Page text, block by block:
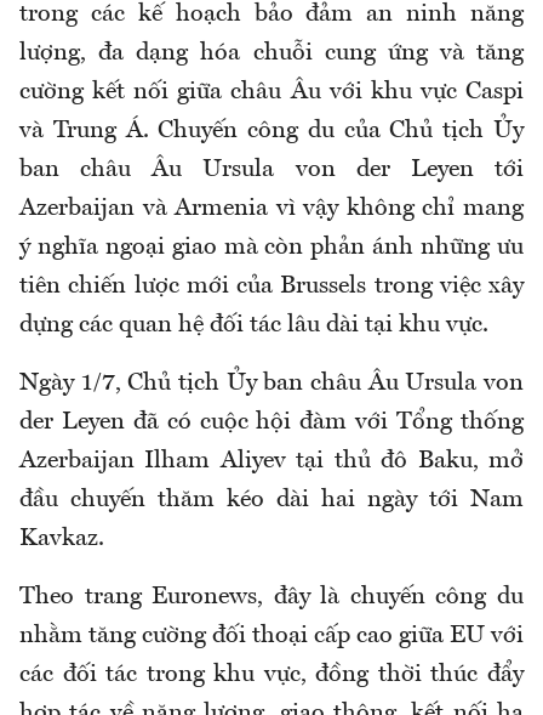
trong các kế hoạch bảo đảm an ninh năng
lượng, đa dạng hóa chuỗi cung ứng và tăng
cường kết nối giữa châu Âu với khu vực Caspi
và Trung Á. Chuyến công du của Chủ tịch Ủy
ban châu Âu Ursula von der Leyen tới
Azerbaijan và Armenia vì vậy không chỉ mang
ý nghĩa ngoại giao mà còn phản ánh những ưu
tiên chiến lược mới của Brussels trong việc xây
dựng các quan hệ đối tác lâu dài tại khu vực.
Ngày 1/7, Chủ tịch Ủy ban châu Âu Ursula von
der Leyen đã có cuộc hội đàm với Tổng thống
Azerbaijan Ilham Aliyev tại thủ đô Baku, mở
đầu chuyến thăm kéo dài hai ngày tới Nam
Kavkaz.
Theo trang Euronews, đây là chuyến công du
nhằm tăng cường đối thoại cấp cao giữa EU với
các đối tác trong khu vực, đồng thời thúc đẩy